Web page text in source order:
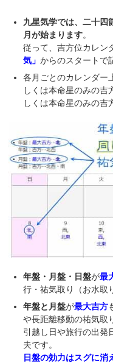
九星気学では、二十四
月が始まります。
従って、吉方位カレン
気」からのスタートで
各月ごとのカレンダー
しくは本命星のみの吉
しくは本命星のみの吉
年盤・月盤・日盤が最
行・祐気取り（お水取
年盤と月盤が最大吉方
や長距離移動の祐気取
引越し日や旅行の出発
夫です。
日盤の効力はスグに消